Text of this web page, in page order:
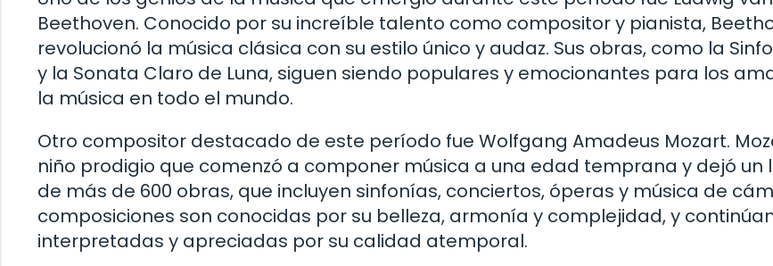
Beethoven. Conocido por su increíble talento como compositor y pianista,
revolucionó la música clásica con su estilo único y audaz. Sus obras, como la
y la Sonata Claro de Luna, siguen siendo populares y emocionantes para los
la música en todo el mundo.
Otro compositor destacado de este período fue Wolfgang Amadeus Mozart.
niño prodigio que comenzó a componer música a una edad temprana y dejó un
de más de 600 obras, que incluyen sinfonías, conciertos, óperas y música de
composiciones son conocidas por su belleza, armonía y complejidad, y
interpretadas y apreciadas por su calidad atemporal.